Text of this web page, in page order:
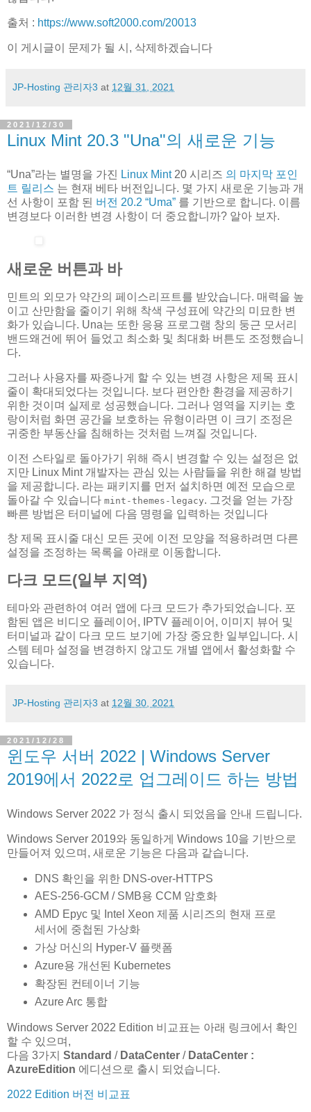
출처 : https://www.soft2000.com/20013
이 게시글이 문제가 될 시, 삭제하겠습니다
JP-Hosting 관리자3 at 12월 31, 2021
2021/12/30
Linux Mint 20.3 "Una"의 새로운 기능
“Una”라는 별명을 가진 Linux Mint20 시리즈 의 마지막 포인
트 릴리스 는 현재 베타 버전입니다. 몇 가지 새로운 기능과 개
선 사항이 포함 된 버전 20.2 “Uma” 를 기반으로 합니다. 이름
변경보다 이러한 변경 사항이 더 중요합니까? 알아 보자.
새로운 버튼과 바
민트의 외모가 약간의 페이스리프트를 받았습니다. 매력을 높
이고 산만함을 줄이기 위해 착색 구성표에 약간의 미묘한 변
화가 있습니다. Una는 또한 응용 프로그램 창의 둥근 모서리
밴드왜건에 뛰어 들었고 최소화 및 최대화 버튼도 조정했습니
다.
그러나 사용자를 짜증나게 할 수 있는 변경 사항은 제목 표시
줄이 확대되었다는 것입니다. 보다 편안한 환경을 제공하기
위한 것이며 실제로 성공했습니다. 그러나 영역을 지키는 호
랑이처럼 화면 공간을 보호하는 유형이라면 이 크기 조정은
귀중한 부동산을 침해하는 것처럼 느껴질 것입니다.
이전 스타일로 돌아가기 위해 즉시 변경할 수 있는 설정은 없
지만 Linux Mint 개발자는 관심 있는 사람들을 위한 해결 방법
을 제공합니다. 라는 패키지를 먼저 설치하면 예전 모습으로
돌아갈 수 있습니다 mint-themes-legacy. 그것을 얻는 가장
빠른 방법은 터미널에 다음 명령을 입력하는 것입니다
창 제목 표시줄 대신 모든 곳에 이전 모양을 적용하려면 다른
설정을 조정하는 목록을 아래로 이동합니다.
다크 모드(일부 지역)
테마와 관련하여 여러 앱에 다크 모드가 추가되었습니다. 포
함된 앱은 비디오 플레이어, IPTV 플레이어, 이미지 뷰어 및
터미널과 같이 다크 모드 보기에 가장 중요한 일부입니다. 시
스템 테마 설정을 변경하지 않고도 개별 앱에서 활성화할 수
있습니다.
JP-Hosting 관리자3 at 12월 30, 2021
2021/12/28
윈도우 서버 2022 | Windows Server
2019에서 2022로 업그레이드 하는 방법
Windows Server 2022 가 정식 출시 되었음을 안내 드립니다.
Windows Server 2019와 동일하게 Windows 10을 기반으로
만들어져 있으며, 새로운 기능은 다음과 같습니다.
DNS 확인을 위한 DNS-over-HTTPS
AES-256-GCM / SMB용 CCM 암호화
AMD Epyc 및 Intel Xeon 제품 시리즈의 현재 프로
세서에 중첩된 가상화
가상 머신의 Hyper-V 플랫폼
Azure용 개선된 Kubernetes
확장된 컨테이너 기능
Azure Arc 통합
Windows Server 2022 Edition 비교표는 아래 링크에서 확인
할 수 있으며,
다음 3가지 Standard / DataCenter / DataCenter :
AzureEdition 에디션으로 출시 되었습니다.
2022 Edition 버전 비교표